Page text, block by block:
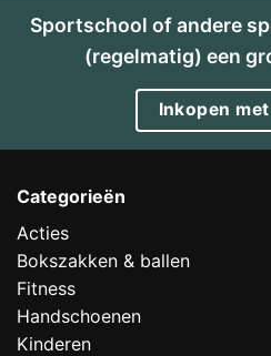
Sportschool of andere
(regelmatig) een
Inkopen
Categorieën
Acties
Bokszakken & ballen
Fitness
Handschoenen
Kinderen